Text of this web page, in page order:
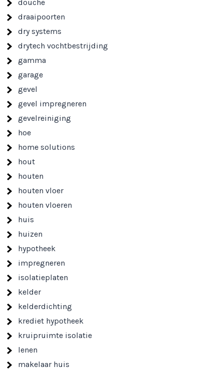
douche
draaipoorten
dry systems
drytech vochtbestrijding
gamma
garage
gevel
gevel impregneren
gevelreiniging
hoe
home solutions
hout
houten
houten vloer
houten vloeren
huis
huizen
hypotheek
impregneren
isolatieplaten
kelder
kelderdichting
krediet hypotheek
kruipruimte isolatie
lenen
makelaar huis